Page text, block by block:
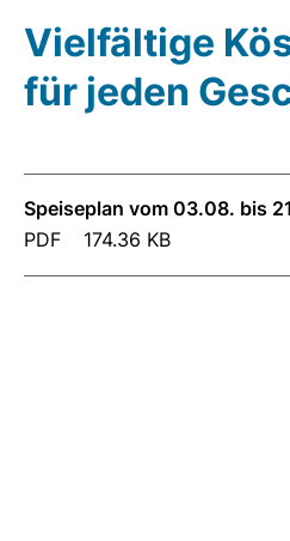
Vielfältige
für jeden
Speiseplan vom 03.08. bis
PDF
174.36 KB